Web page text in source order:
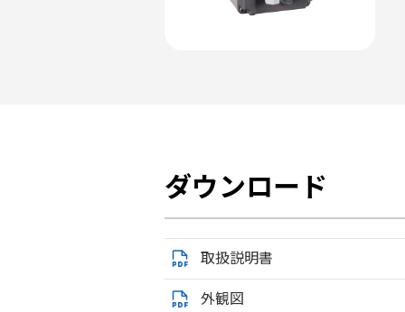
ダウンロード
取扱説明書
外観図